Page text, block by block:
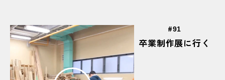
#インテリアコーディネーター
#薄く削る
#うまくできたときの達成感#梅田#裏技
#嬉しそう #ええ音＃Excel#エコキュート
#エコマイチャレンジ
#エコラン部
#91
卒業制作展に行く